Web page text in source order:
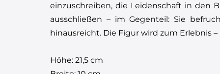
einzuschreiben, die Leidenschaft in den
ausschließen – im Gegenteil: Sie
hinausreicht. Die Figur wird zum Erlebnis
Höhe: 21,5 cm